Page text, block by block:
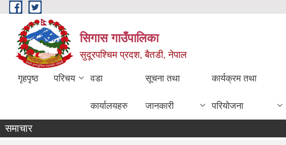
Skip to main content
सिगास गाउँपालिका
सुदूरपश्चिम प्रदश, बैतडी, नेपाल
गृहपृष्ठ परिचय वडा
कार्यालयहरु
सूचना तथा
जानकारी
कार्यक्रम तथा
परियोजना
समाचार